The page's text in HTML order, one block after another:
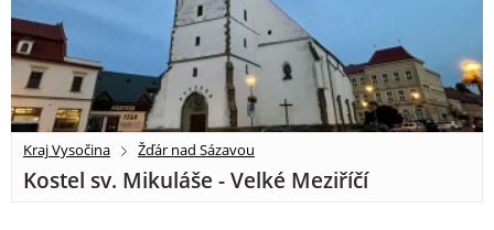
Kraj Vysočina Žďár nad Sázavou
Kostel sv. Mikuláše - Velké Meziříčí